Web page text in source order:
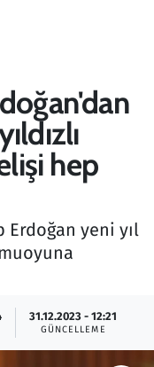
hep
Erdoğan yeni yıl
31.12.2023 - 12:21
GÜNCELLEME